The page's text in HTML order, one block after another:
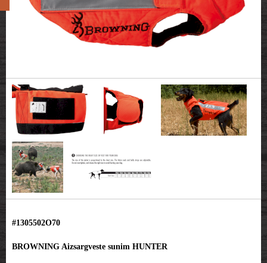
#1305502O70
BROWNING Aizsargveste sunim HUNTER